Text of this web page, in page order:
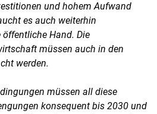
und hohem Aufwand
es auch weiterhin
Hand. Die
müssen auch in den
werden.
müssen all diese
konsequent bis 2030 und